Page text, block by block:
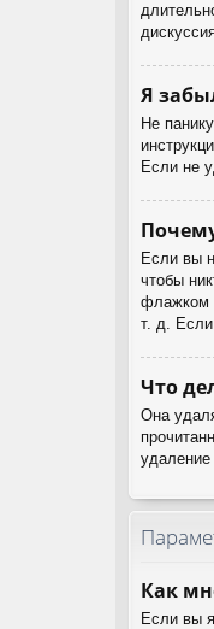
Я
Не
Если не
Если вы
чтобы
флажком
т. д. Если
Что
Она
Как
Если вы